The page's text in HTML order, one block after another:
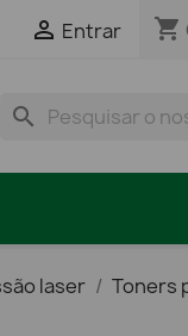
 Entrar shopping_cart
search
laser
Toners